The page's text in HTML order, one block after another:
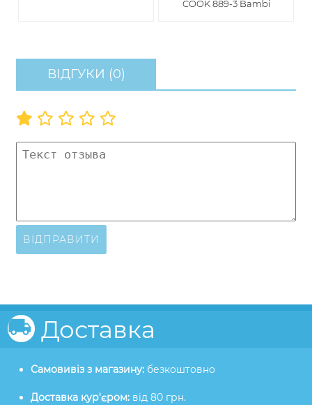
COOK 889-3 Bambi
ВІДГУКИ (0)
ВІДПРАВИТИ
Доставка
Самовивіз з магазину: безкоштовно
Доставка кур'єром: від 80 грн.